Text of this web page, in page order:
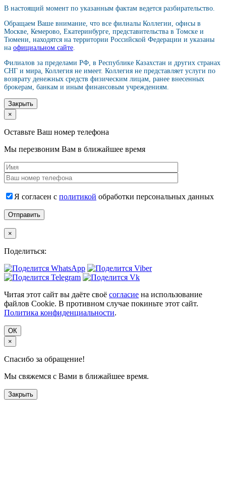
В настоящий момент по указанным фактам ведется разбирательство.
Обращаем Ваше внимание, что все филиалы Коллегии, офисы в
Москве, Кемерово, Екатеринбурге, представительства в Томске и
Тюмени, находятся на территории Российской Федерации и указаны
на официальном сайте
Филиалов за пределами РФ, в Республике Казахстан и других странах
СНГ и мира, Коллегия не имеет. Коллегия не представляет услуги по
возврату денежных средств физическим лицам, ранее внесенных
брокерам, банкам и иным финансовым учреждениям.
Закрыть
×
Оставьте Ваш номер телефона
Мы перезвоним Вам в ближайшее время
Я согласен с политикой обработки персональных данных
×
Поделиться:
Читая этот сайт вы даёте своё согласие на использование
файлов Cookie. В противном случае покиньте этот сайт.
Политика конфиденциальности.
ОК
×
Спасибо за обращение!
Мы свяжемся с Вами в ближайшее время.
Закрыть